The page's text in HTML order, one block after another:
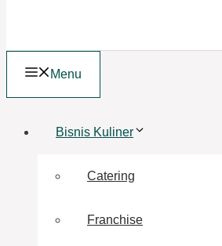
Menu
Bisnis Kuliner
Catering
Franchise